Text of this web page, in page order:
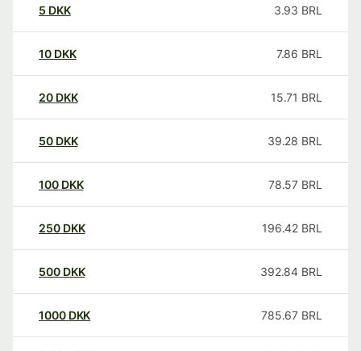
5 DKK 3.93 BRL
10 DKK 7.86 BRL
20 DKK 15.71 BRL
50 DKK 39.28 BRL
100 DKK 78.57 BRL
250 DKK 196.42 BRL
500 DKK 392.84 BRL
1000 DKK 785.67 BRL